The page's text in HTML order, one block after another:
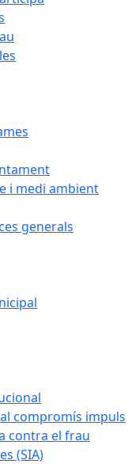
i medi ambient
generals
compromís impuls
contra el frau
(SIA)